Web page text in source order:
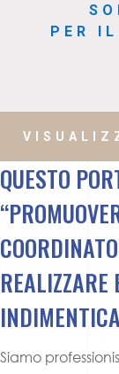
PER
QUESTO
REALIZZARE
Siamo